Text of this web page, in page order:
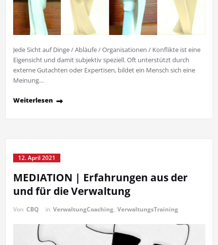
Jede Sicht auf Dinge / Abläufe / Organisationen / Konflikte ist eine
Eigensicht und damit subjektiv speziell. Oft unterstützt durch
externe Gutachten oder Expertisen, bildet ein Mensch sich eine
Meinung…
Weiterlesen
12. April 2021
MEDIATION | Erfahrungen aus der
und für die Verwaltung
Von CBQ in VerwaltungCoaching, VerwaltungsTraining